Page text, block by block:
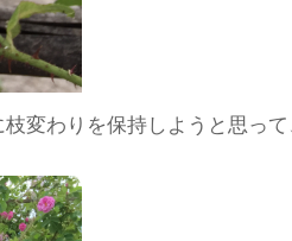
変わりを保持しようと思っ